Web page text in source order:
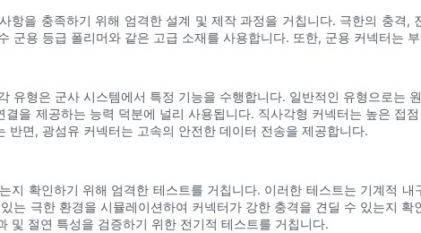
항을 충족하기 위해 엄격한 설계 및 제작 과정을 거칩니다. 극한의 충격
군용 등급 폴리머와 같은 고급 소재를 사용합니다. 또한, 군용 커넥터는
유형은 군사 시스템에서 특정 기능을 수행합니다. 일반적인 유형으로는
을 제공하는 능력 덕분에 널리 사용됩니다. 직사각형 커넥터는 높은 접
반면, 광섬유 커넥터는 고속의 안전한 데이터 전송을 제공합니다.
지 확인하기 위해 엄격한 테스트를 거칩니다. 이러한 테스트는 기계적
는 극한 환경을 시뮬레이션하여 커넥터가 강한 충격을 견딜 수 있는지
및 절연 특성을 검증하기 위한 전기적 테스트를 거칩니다.